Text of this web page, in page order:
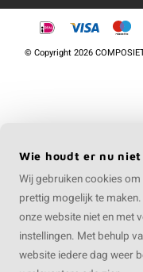
©Copyright2026
Wie houdt er nu niet
Wij gebruiken cookies
prettig mogelijk te
onze website niet en met
instellingen. Met behulp
website iedere dag weer